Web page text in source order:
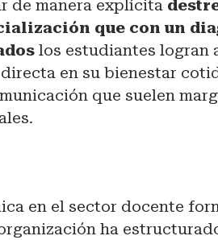
de manera explícita
que con un
los estudiantes logran
en su bienestar
que suelen
en el sector docente
ha